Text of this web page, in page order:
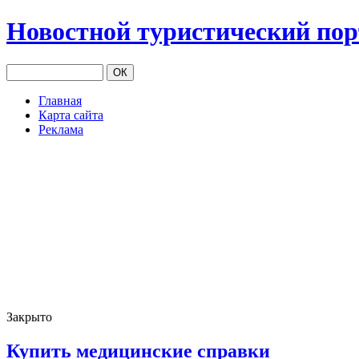
Новостной туристический
Главная
Карта сайта
Реклама
Закрыто
Купить медицинские справки